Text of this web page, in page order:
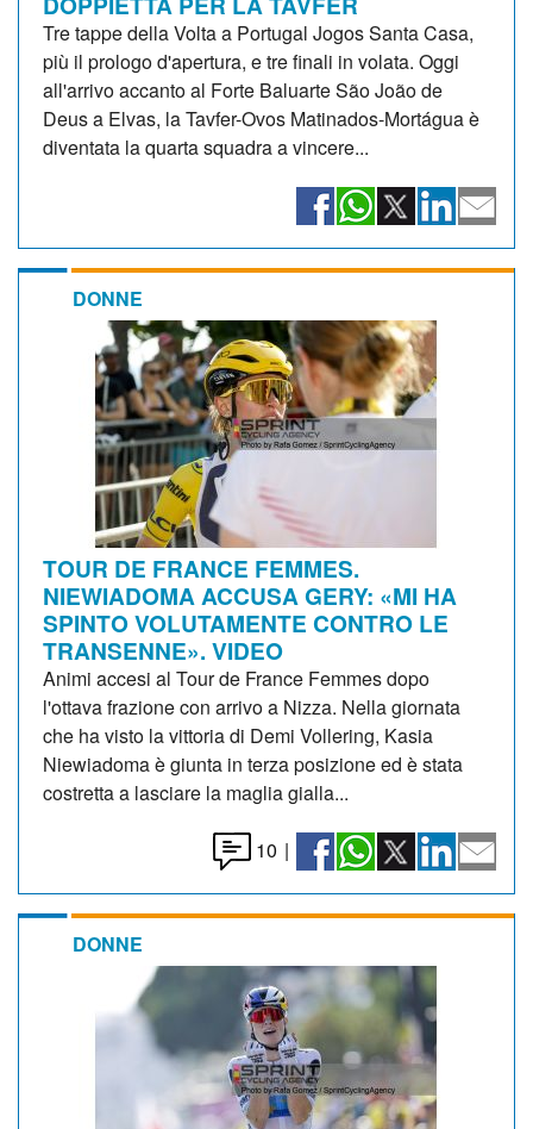
Tre tappe della Volta a Portugal Jogos Santa Casa,
più il prologo d'apertura, e tre finali in volata. Oggi
all'arrivo accanto al Forte Baluarte São João de
Deus a Elvas, la Tavfer-Ovos Matinados-Mortágua è
diventata la quarta squadra a vincere...
DONNE
TOUR DE FRANCE FEMMES.
NIEWIADOMA ACCUSA GERY: «MI HA
SPINTO VOLUTAMENTE CONTRO LE
TRANSENNE». VIDEO
Animi accesi al Tour de France Femmes dopo
l'ottava frazione con arrivo a Nizza. Nella giornata
che ha visto la vittoria di Demi Vollering, Kasia
Niewiadoma è giunta in terza posizione ed è stata
costretta a lasciare la maglia gialla...
10 |
DONNE